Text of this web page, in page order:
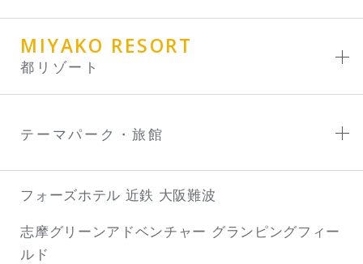
MIYAKO RESORT
都リゾート
テーマパーク・旅館
フォーズホテル 近鉄 大阪難波
志摩グリーンアドベンチャー グランピングフィー
ルド